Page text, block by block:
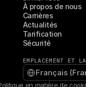
À propos de nous
Carrières
Actualités
Tarification
Sécurité
EMPLACEMENT ET
Select Language
Français
en matière de